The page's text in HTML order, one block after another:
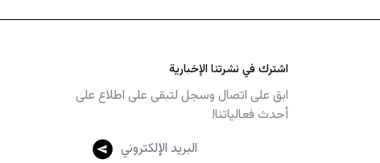
اشترك في نشرتنا الإخبارية
ابق على اتصال وسجل لتبقى على اطلاع على
أحدث فعالياتنا!